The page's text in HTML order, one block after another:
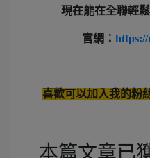
現在能在全聯輕
官網：
喜歡可以加入我的粉
本篇文章已